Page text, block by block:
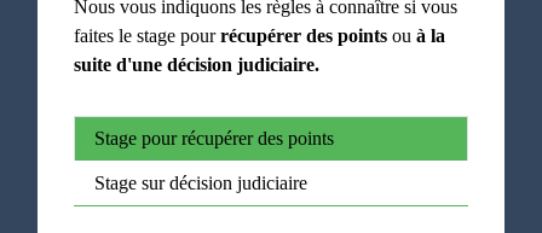
Nous vous indiquons les règles à connaître si vous
faites le stage pourrécupérer des points ouà la
suite d'une décision judiciaire.
Stage pour récupérer des points
Stage sur décision judiciaire